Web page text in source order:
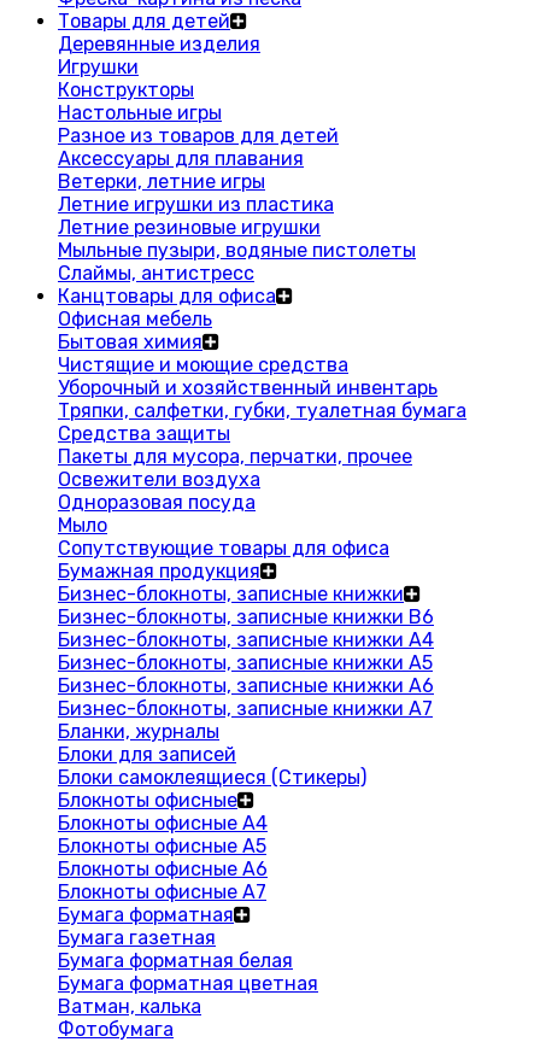
Товары для детей
Деревянные изделия
Игрушки
Конструкторы
Настольные игры
Разное из товаров для детей
Аксессуары для плавания
Ветерки, летние игры
Летние игрушки из пластика
Летние резиновые игрушки
Мыльные пузыри, водяные пистолеты
Слаймы, антистресс
Канцтовары для офиса
Офисная мебель
Бытовая химия
Чистящие и моющие средства
Уборочный и хозяйственный инвентарь
Тряпки, салфетки, губки, туалетная бумага
Средства защиты
Пакеты для мусора, перчатки, прочее
Освежители воздуха
Одноразовая посуда
Мыло
Сопутствующие товары для офиса
Бумажная продукция
Бизнес-блокноты, записные книжки
Бизнес-блокноты, записные книжки В6
Бизнес-блокноты, записные книжки A4
Бизнес-блокноты, записные книжки А5
Бизнес-блокноты, записные книжки А6
Бизнес-блокноты, записные книжки А7
Бланки, журналы
Блоки для записей
Блоки самоклеящиеся (Стикеры)
Блокноты офисные
Блокноты офисные A4
Блокноты офисные A5
Блокноты офисные A6
Блокноты офисные A7
Бумага форматная
Бумага газетная
Бумага форматная белая
Бумага форматная цветная
Ватман, калька
Фотобумага